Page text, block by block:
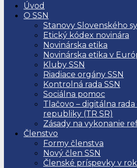
Úvod
O SSN
Stanovy Slovenského
Etický kódex novinára
Novinárska etika
Novinárska etika v
Kluby SSN
Riadiace orgány SSN
Kontrolná rada SSN
Sociálna pomoc
Tlačovo – digitálna
republiky (TR SR)
Zásady na vykonanie
Členstvo
Formy členstva
Nový člen SSN
Členské príspevky v